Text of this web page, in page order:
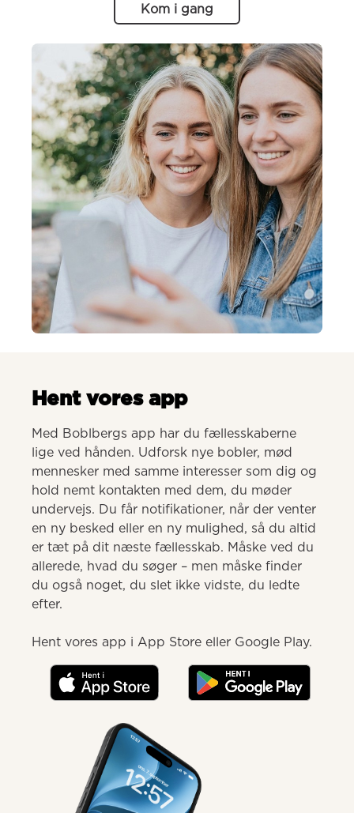
Kom i gang
Hent vores app
Med Boblbergs app har du fællesskaberne
lige ved hånden. Udforsk nye bobler, mød
mennesker med samme interesser som dig og
hold nemt kontakten med dem, du møder
undervejs. Du får notifikationer, når der venter
en ny besked eller en ny mulighed, så du altid
er tæt på dit næste fællesskab. Måske ved du
allerede, hvad du søger – men måske finder
du også noget, du slet ikke vidste, du ledte
efter.
Hent vores app i App Store eller Google Play.